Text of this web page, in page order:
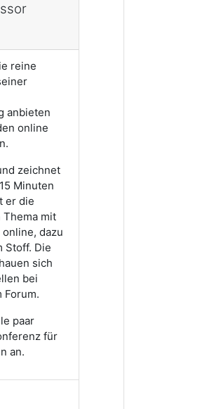
reine
anbieten
online
zeichnet
Minuten
er die
mit
dazu
Stoff. Die
sich
bei
Forum.
paar
für
an.